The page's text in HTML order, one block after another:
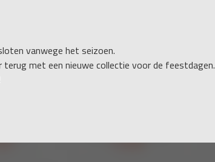
vanwege het seizoen.
met een nieuwe collectie voor de feestdagen.